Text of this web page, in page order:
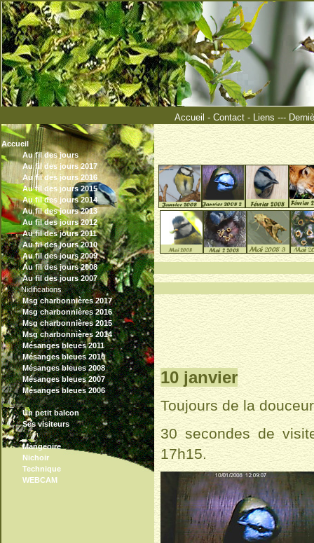
Accueil - Contact- Liens ---
Accueil
Au fil des jours
Au fil des jours 2017
Au fil des jours 2016
Au fil des jours 2015
Au fil des jours 2014
Au fil des jours 2013
Au fil des jours 2012
Au fil des jours 2011
Au fil des jours 2010
Au fil des jours 2009
Au fil des jours 2008
Au fil des jours 2007
Nidifications
Msg charbonnières 2017
Msg charbonnières 2016
Msg charbonnières 2015
Msg charbonnières 2014
Mésanges bleues 2011
Mésanges bleues 2010
Mésanges bleues 2008
Mésanges bleues 2007
Mésanges bleues 2006
Un petit balcon
Ses visiteurs
Mangeoire
Nichoir
Technique
WEBCAM
10 janvier
Toujours de la
30 secondes de
17h15.